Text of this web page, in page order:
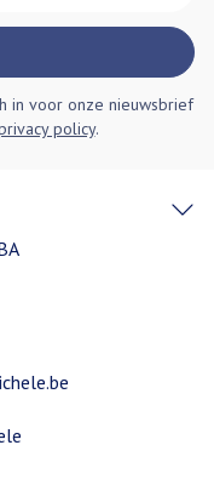
in voor onze nieuwsbrief
policy.